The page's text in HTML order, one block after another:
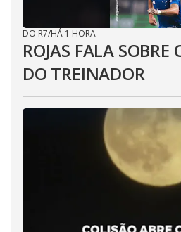
DO R7/HÁ 1 HORA
ROJAS FALA SOBRE
DO TREINADOR